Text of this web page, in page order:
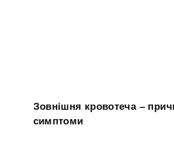
Зовнішня кровотеча –
симптоми